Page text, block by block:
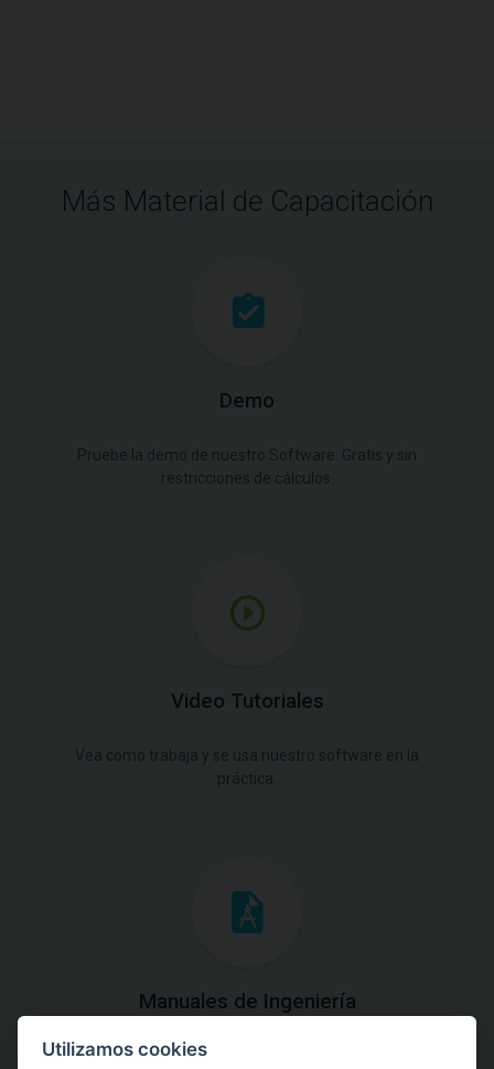
Más Material de Capacitación
Demo
Pruebe la demo de nuestro Software. Gratis y sin
restricciones de cálculos.
Video Tutoriales
Vea como trabaja y se usa nuestro software en la
práctica.
Manuales de Ingeniería
Descargue los Manuales de Ingeniería con las teorías y
Utilizamos cookies